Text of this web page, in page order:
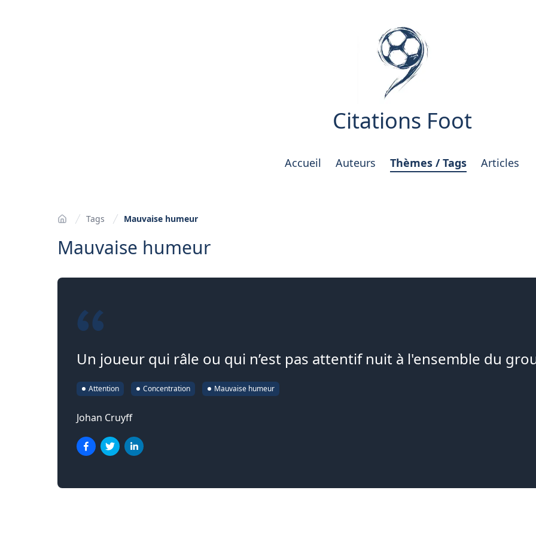
Citations Foot
Accueil Auteurs Thèmes / Tags Articles
Tags Mauvaise humeur
Mauvaise humeur
Un joueur qui râle ou qui n’est pas attentif nuit à l'ensemble du
Attention Concentration Mauvaise humeur
Johan Cruyff